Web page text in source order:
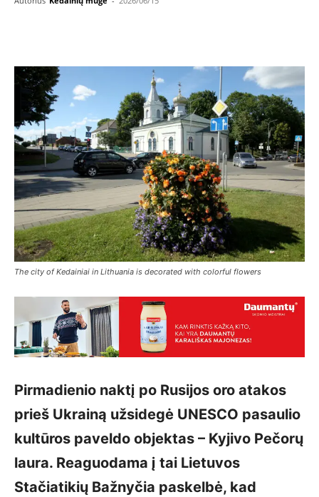
The city of Kedainiai in Lithuania is decorated with colorful flowers
Pirmadienio naktį po Rusijos oro atakos
prieš Ukrainą užsidegė UNESCO pasaulio
kultūros paveldo objektas – Kyjivo Pečorų
laura. Reaguodama į tai Lietuvos
Stačiatikių Bažnyčia paskelbė, kad